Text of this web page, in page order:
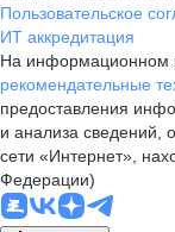
Пользовательское
ИТ аккредитация
На информационном
рекомендательные
предоставления
и анализа сведений,
сети «Интернет»,
Федерации)